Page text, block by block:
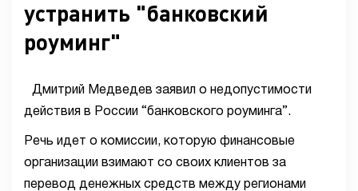
устранить "банковский
роуминг"
Дмитрий Медведев заявил о недопустимости
действия в России “банковского роуминга”.
Речь идет о комиссии, которую финансовые
организации взимают со своих клиентов за
перевод денежных средств между регионами